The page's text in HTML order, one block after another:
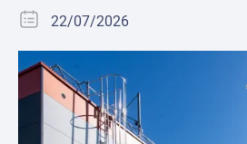
22/07/2026